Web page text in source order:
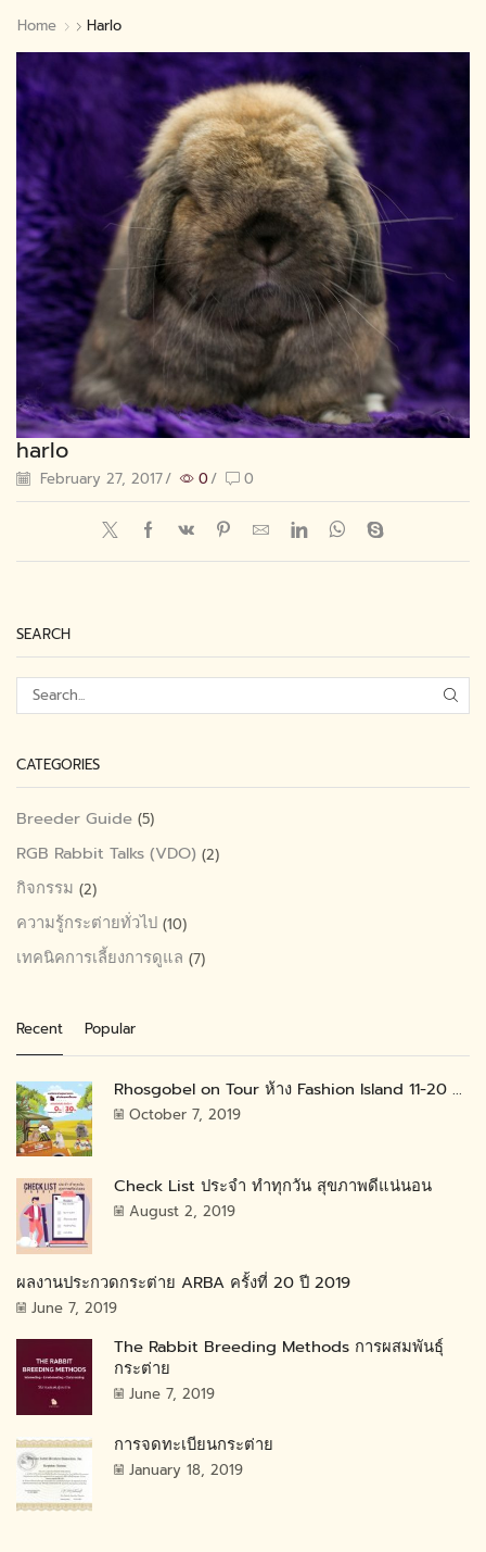
Home Harlo
harlo
February 27, 2017/ 0/ 0
SEARCH
CATEGORIES
Breeder Guide (5)
RGB Rabbit Talks (VDO) (2)
กิจกรรม (2)
ความรู้กระต่ายทั่วไป (10)
เทคนิคการเลี้ยงการดูแล (7)
Recent Popular
Rhosgobel on Tour ห้าง Fashion Island 11-20 ...
October 7, 2019
Check List ประจำ ทำทุกวัน สุขภาพดีแน่นอน
August 2, 2019
ผลงานประกวดกระต่าย ARBA ครั้งที่ 20 ปี 2019
June 7, 2019
The Rabbit Breeding Methods การผสมพันธุ์
กระต่าย
June 7, 2019
การจดทะเบียนกระต่าย
January 18, 2019